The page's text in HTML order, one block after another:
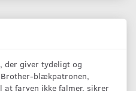
der giver tydeligt og
blækpatronen,
at farven ikke falmer, sikrer